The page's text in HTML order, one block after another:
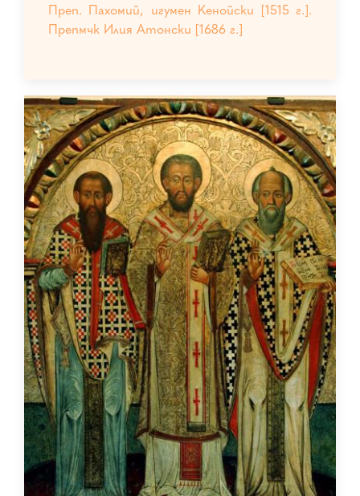
Преп. Пахомий, игумен Кенойски [1515 г.].
Препмчк Илия Атонски [1686 г.]